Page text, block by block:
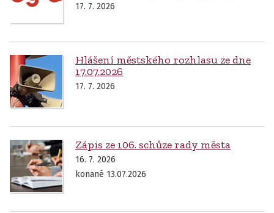
17. 7. 2026
Hlášení městského rozhlasu ze dne
17.07.2026
17. 7. 2026
Zápis ze 106. schůze rady města
16. 7. 2026
konané 13.07.2026